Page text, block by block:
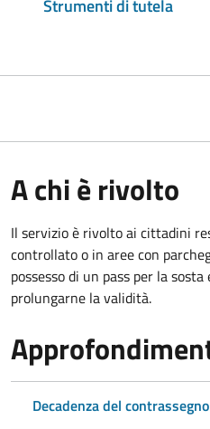
Strumenti di tutela
A chi è rivolto
Il servizio è rivolto ai cittadini
controllato o in aree con
possesso di un pass per la
prolungarne la validità.
Decadenza del contrassegno